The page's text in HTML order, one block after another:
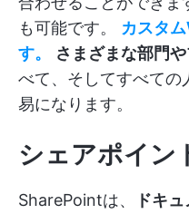
も可能です。 カスタ
す。
さまざまな部門
べて、そしてすべての
易になります。
シェアポイン
SharePointは、
ドキ